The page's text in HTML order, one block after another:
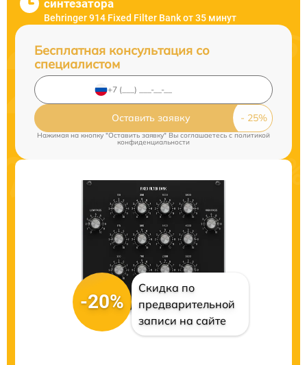
синтезатора
Behringer 914 Fixed Filter Bank от 35 минут
Бесплатная консультация со
специалистом
Оставить заявку
Нажимая на кнопку "Оставить заявку" Вы соглашаетесь cполитикой
конфиденциальности
-20%
Скидка по
предварительной
записи на сайте